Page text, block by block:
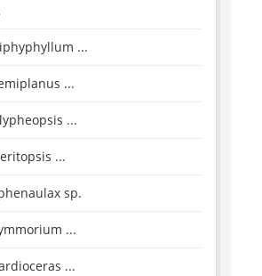
...
...
...
...
sp.
...
...